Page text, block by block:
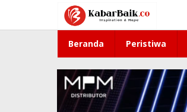
konten
Beranda Peristiwa